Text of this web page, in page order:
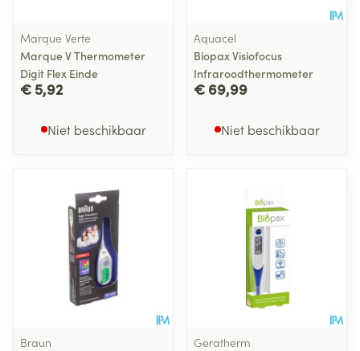
Marque Verte
Marque V Thermometer
Digit Flex Einde
€ 5,92
Niet beschikbaar
Aquacel
Biopax Visiofocus
Infraroodthermometer
€ 69,99
Niet beschikbaar
Braun
Geratherm